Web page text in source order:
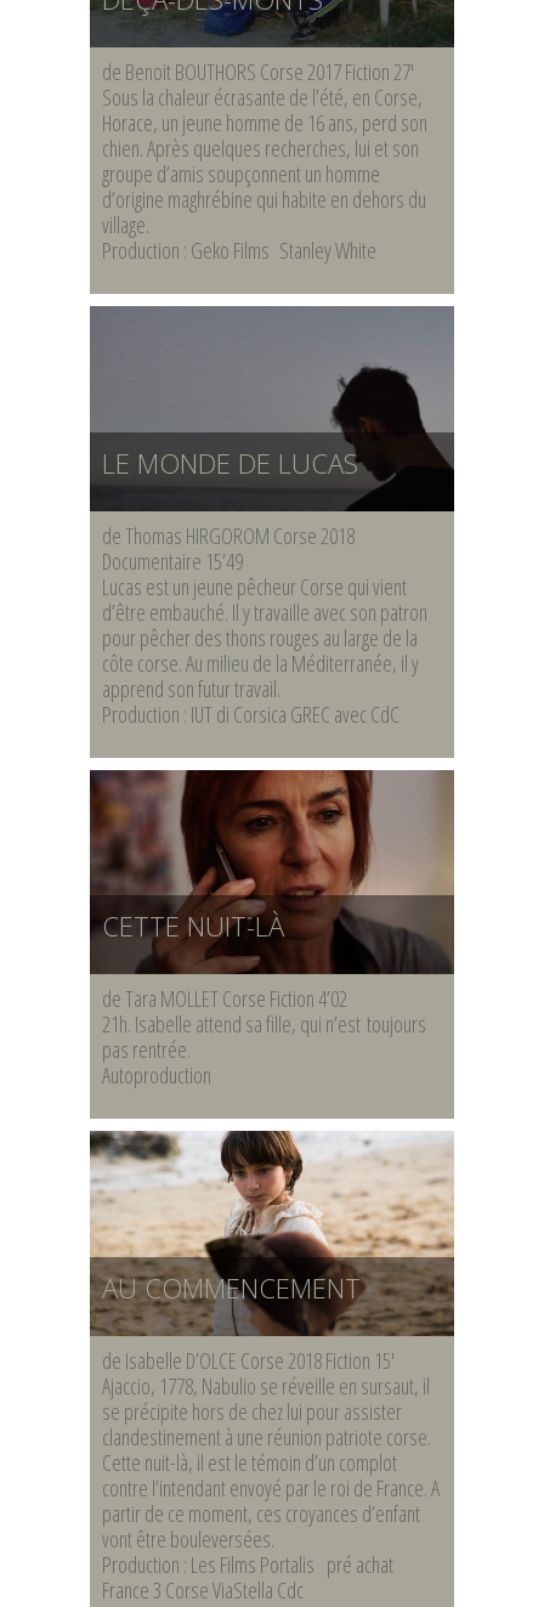
de Benoit BOUTHORS Corse 2017 Fiction 27′
Sous la chaleur écrasante de l’été, en Corse,
Horace, un jeune homme de 16 ans, perd son
chien. Après quelques recherches, lui et son
groupe d’amis soupçonnent un homme
d’origine maghrébine qui habite en dehors du
village.
Production : Geko Films Stanley White
LE MONDE DE LUCAS
de Thomas HIRGOROM Corse 2018
Documentaire 15’49
Lucas est un jeune pêcheur Corse qui vient
d’être embauché. Il y travaille avec son patron
pour pêcher des thons rouges au large de la
côte corse. Au milieu de la Méditerranée, il y
apprend son futur travail.
Production : IUT di Corsica GREC avec CdC
CETTE NUIT-LÀ
de Tara MOLLET Corse Fiction 4’02
21h. Isabelle attend sa fille, qui n’est toujours
pas rentrée.
Autoproduction
AU COMMENCEMENT
de Isabelle D’OLCE Corse 2018 Fiction 15′
Ajaccio, 1778, Nabulio se réveille en sursaut, il
se précipite hors de chez lui pour assister
clandestinement à une réunion patriote corse.
Cette nuit-là, il est le témoin d’un complot
contre l’intendant envoyé par le roi de France. A
partir de ce moment, ces croyances d’enfant
vont être bouleversées.
Production : Les Films Portalis pré achat
France 3 Corse ViaStella Cdc